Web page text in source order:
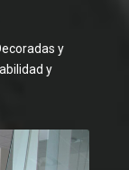
y
y